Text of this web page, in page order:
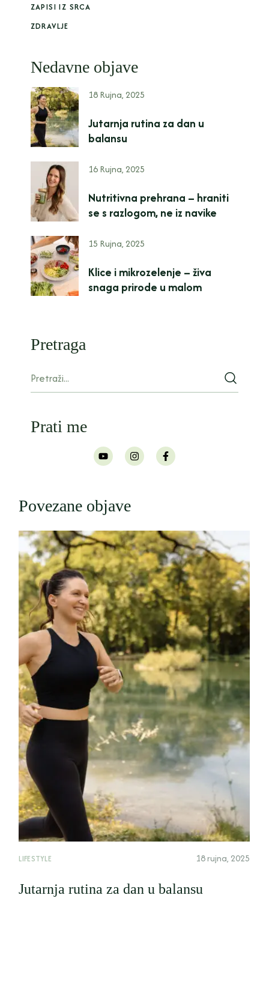
ZAPISI IZ SRCA
ZDRAVLJE
Nedavne objave
18 Rujna, 2025
Jutarnja rutina za dan u
balansu
16 Rujna, 2025
Nutritivna prehrana – hraniti
se s razlogom, ne iz navike
15 Rujna, 2025
Klice i mikrozelenje – živa
snaga prirode u malom
Pretraga
Prati me
Povezane objave
LIFESTYLE 18 rujna, 2025
Jutarnja rutina za dan u balansu